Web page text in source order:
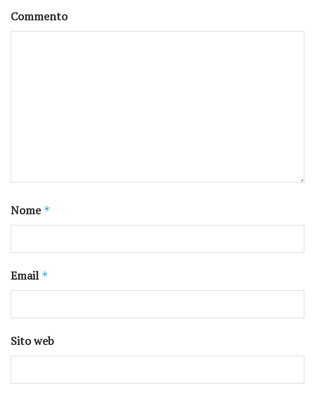
Commento
Nome *
Email *
Sito web